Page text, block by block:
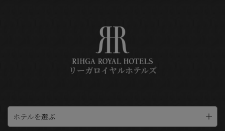
リーガロイヤルホテルズ
ホテルを選ぶ